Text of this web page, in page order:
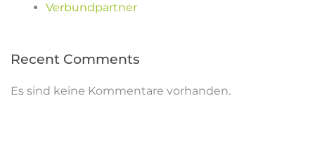
Verbundpartner
Recent Comments
Es sind keine Kommentare vorhanden.